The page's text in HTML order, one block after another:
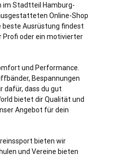
im Stadtteil Hamburg-
Online-Shop
beste Ausrüstung findest
Profi oder ein motivierter
und Performance.
Bespannungen
dafür, dass du gut
bietet dir Qualität und
Angebot für dein
bieten wir
und Vereine bieten